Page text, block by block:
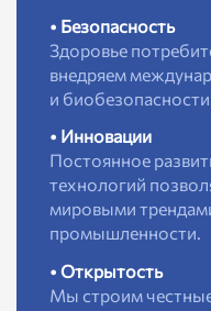
• Безопасность
Здоровье
внедряем
и
• Инновации
Постоянное
технологий
мировыми
промышленности.
• Открытость
Мы строим